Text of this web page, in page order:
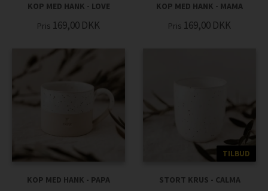
KOP MED HANK - LOVE
Pris 169,00 DKK
KOP MED HANK - MAMA
Pris 169,00 DKK
KOP MED HANK - PAPA
TILBUD
STORT KRUS - CALMA